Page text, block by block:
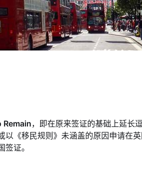
Remain，即在原来签证的基础上延长
以《移民规则》未涵盖的原因申请在
证。